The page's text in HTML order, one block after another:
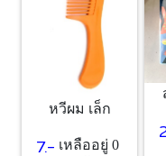
หวีผม เล็ก
7.- เหลืออยู่ 0